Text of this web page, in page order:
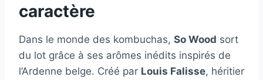
caractère
Dans le monde des kombuchas, So Wood sort
du lot grâce à ses arômes inédits inspirés de
l’Ardenne belge. Créé par Louis Falisse, héritier